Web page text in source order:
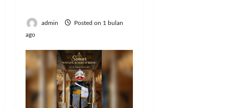
admin
Posted on 1 bulan
ago